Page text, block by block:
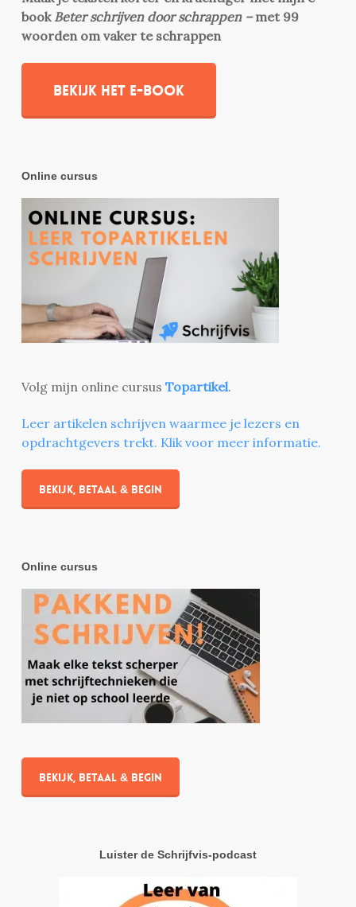
book Beter schrijven door schrappen –met 99
woorden om vaker te schrappen
Bekijk het e-book
Online cursus
Volg mijn online cursus Topartikel.
Leer artikelen schrijven waarmee je lezers en
opdrachtgevers trekt. Klik voor meer informatie.
Bekijk, betaal & begin
Online cursus
Bekijk, betaal & begin
Luister de Schrijfvis-podcast